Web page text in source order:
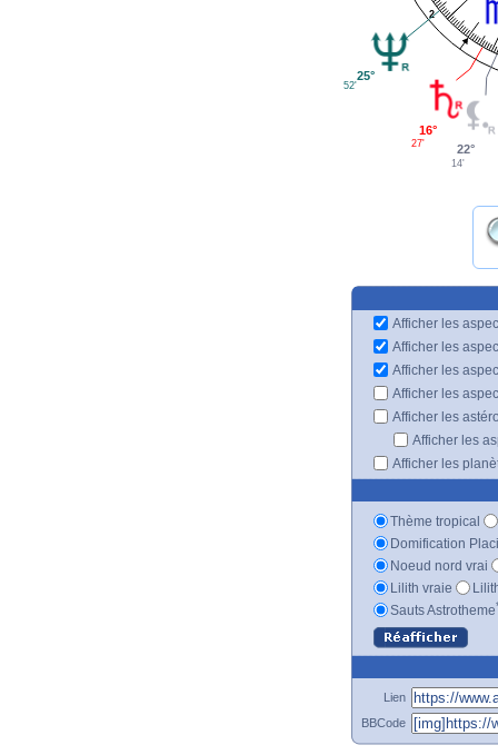
2
25°
52'
16°
27' 22°
14'
Afficher les
Afficher les
Afficher les
Afficher les
Afficher les
Afficher les
Afficher les
Thème tropical
Domification
Noeud nord vrai
Lilith vraie
Sauts Astrotheme
Lien
BBCode